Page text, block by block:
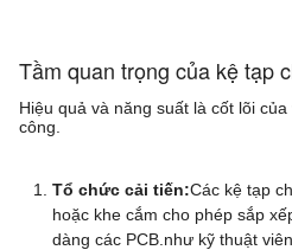
Tầm quan trọng của kệ tạp
Hiệu quả và năng suất là cốt lõi
công.
Tổ chức cải tiến:Các kệ tạp
hoặc khe cắm cho phép sắp
dàng các PCB.như kỹ thuật